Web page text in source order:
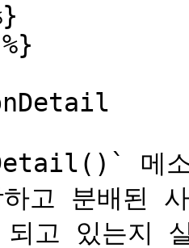
메
하고 분배된
고 있는지